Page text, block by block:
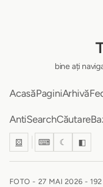
bine ați
AcasăPaginiArhivă
AntiSearchCăutare
⚄ ⌨ ☾ ◧
FOTO - 27 MAI 2026 -